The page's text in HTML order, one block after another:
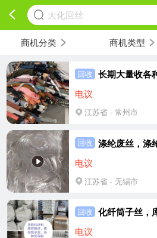
大化回丝
商机分类 商机类型
回收
电议
江苏省 - 常州市
回收
电议
江苏省 - 无锡市
回收
电议